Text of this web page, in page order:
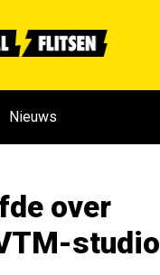
Nieuws
over
studio